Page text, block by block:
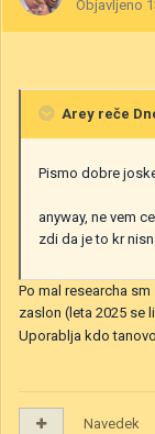
Objavljeno
Arey reče
Pismo dobre
anyway, ne vem
zdi da je to kr
Po mal researcha
zaslon (leta 2025 se
Uporablja kdo
Navedek